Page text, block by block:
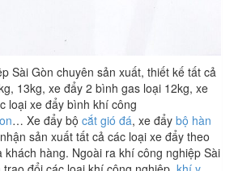
Sài Gòn chuyên sản xuất, thiết kế tất cả
13kg, xe đẩy 2 bình gas loại 12kg, xe
loại xe đẩy bình khí công
… Xe đẩy bộ cắt gió đá, xe đẩy bộ hàn
sản xuất tất cả các loại xe đẩy theo
khách hàng. Ngoài ra khí công nghiệp Sài